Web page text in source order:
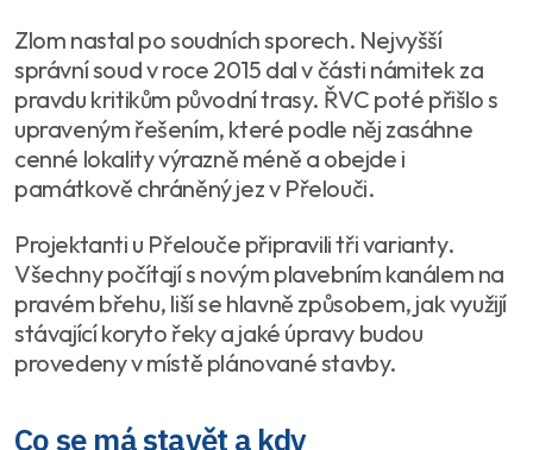
Zlom nastal po soudních sporech. Nejvyšší
správní soud v roce 2015 dal v části námitek za
pravdu kritikům původní trasy. ŘVC poté přišlo s
upraveným řešením, které podle něj zasáhne
cenné lokality výrazně méně a obejde i
památkově chráněný jez v Přelouči.
Projektanti u Přelouče připravili tři varianty.
Všechny počítají s novým plavebním kanálem na
pravém břehu, liší se hlavně způsobem, jak využijí
stávající koryto řeky a jaké úpravy budou
provedeny v místě plánované stavby.
Co se má stavět a kdy